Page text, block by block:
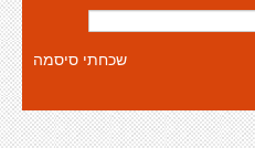
שכחתי סיסמה